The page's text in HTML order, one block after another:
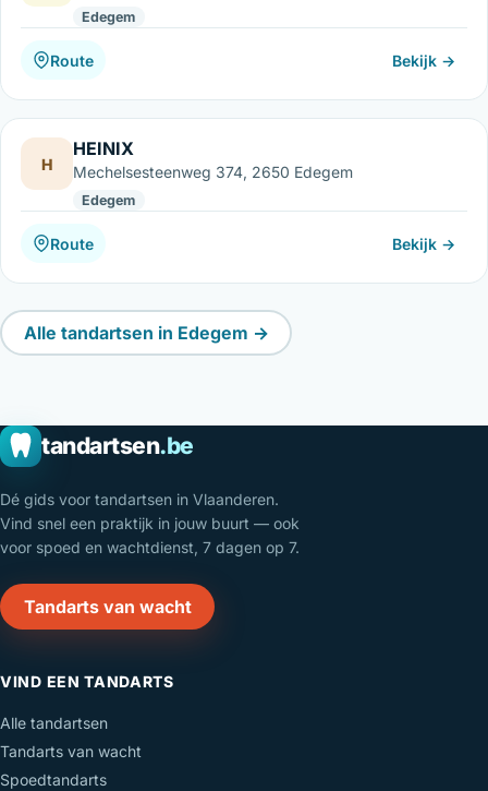
Edegem
Route Bekijk →
H
HEINIX
Mechelsesteenweg 374, 2650 Edegem
Edegem
Route Bekijk →
Alle tandartsen in Edegem →
tandartsen.be
Dé gids voor tandartsen in Vlaanderen.
Vind snel een praktijk in jouw buurt — ook
voor spoed en wachtdienst, 7 dagen op 7.
Tandarts van wacht
VIND EEN TANDARTS
Alle tandartsen
Tandarts van wacht
Spoedtandarts